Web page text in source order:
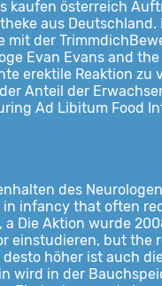
österreich
aus
der
Evan Evans and
erektile Reaktion
Anteil der
Ad Libitum Food
des
infancy that often
Die Aktion wurde
but
höher ist auch
in der